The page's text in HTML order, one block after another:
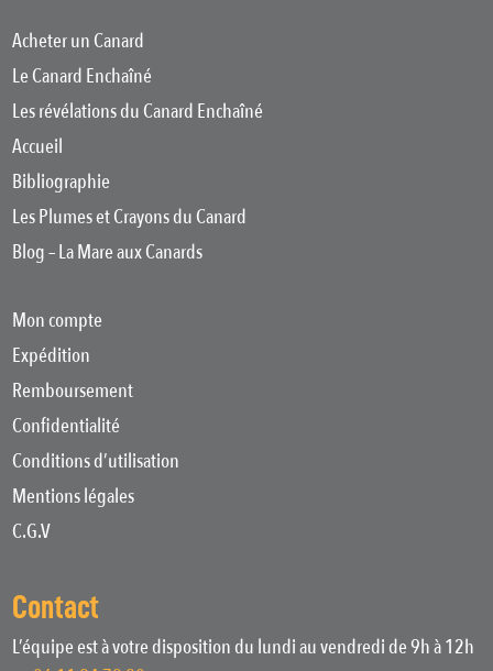
Acheter un Canard
Le Canard Enchaîné
Les révélations du Canard Enchaîné
Accueil
Bibliographie
Les Plumes et Crayons du Canard
Blog – La Mare aux Canards
Mon compte
Expédition
Remboursement
Confidentialité
Conditions d’utilisation
Mentions légales
C.G.V
Contact
L’équipe est à votre disposition du lundi au vendredi de 9h à 12h